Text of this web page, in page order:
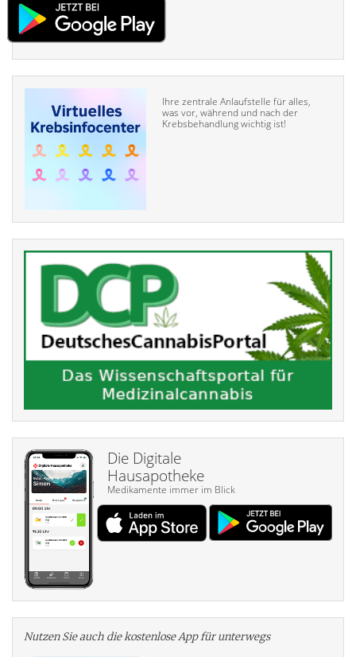
Ihre zentrale Anlaufstelle für alles,
was vor, während und nach der
Krebsbehandlung wichtig ist!
Die Digitale
Hausapotheke
Medikamente immer im Blick
Nutzen Sie auch die kosten­lose App für unterwegs